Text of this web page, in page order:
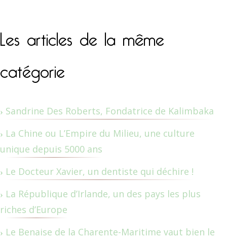
Les articles de la même
catégorie
Sandrine Des Roberts, Fondatrice de Kalimbaka
La Chine ou L’Empire du Milieu, une culture
unique depuis 5000 ans
Le Docteur Xavier, un dentiste qui déchire !
La République d’Irlande, un des pays les plus
riches d’Europe
Le Benaise de la Charente-Maritime vaut bien le